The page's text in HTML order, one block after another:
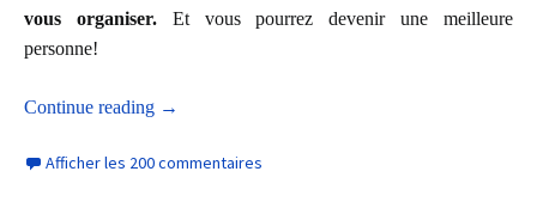
vous organiser.Et vous pourrez devenir une meilleure
personne!
Continue reading →
Afficher les 200 commentaires